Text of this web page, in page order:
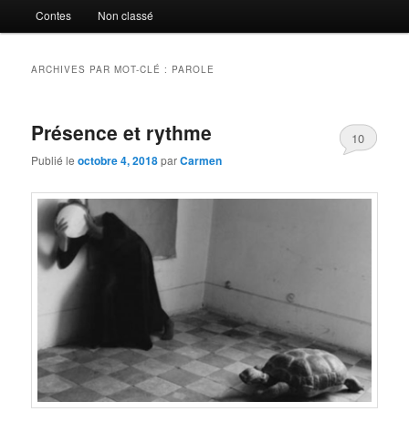
Contes Non classé
ARCHIVES PAR MOT-CLÉ : PAROLE
Présence et rythme
Publié leoctobre 4, 2018parCarmen
10